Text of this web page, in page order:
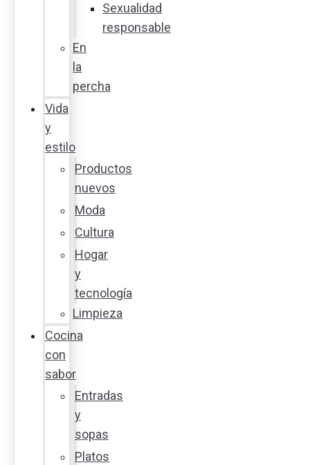
Sexualidad
responsable
En
la
percha
Vida
y
estilo
Productos
nuevos
Moda
Cultura
Hogar
y
tecnología
Limpieza
Cocina
con
sabor
Entradas
y
sopas
Platos